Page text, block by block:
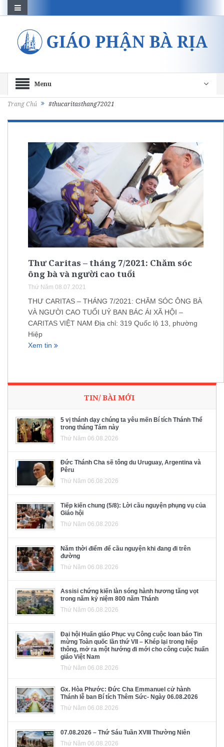
Menu
Trang Chủ #thucaritasthang72021
Thư Caritas – tháng 7/2021: Chăm sóc
ông bà và người cao tuổi
Thứ Năm 08.07.2021
THƯ CARITAS – THÁNG 7/2021: CHĂM SÓC ÔNG BÀ
VÀ NGƯỜI CAO TUỔI UỶ BAN BÁC ÁI XÃ HỘI –
CARITAS VIỆT NAM Địa chỉ: 319 Quốc lộ 13, phường
Hiệp
Xem tin
TIN/ BÀI MỚI
5 vị thánh dạy chúng ta yêu mến Bí tích Thánh Thể
trong tháng Tám này
Thứ Năm 06.08.2026
Đức Thánh Cha sẽ tông du Uruguay, Argentina và
Pêru
Thứ Năm 06.08.2026
Tiếp kiến chung (5/8): Lời cầu nguyện phụng vụ của
Giáo hội
Thứ Năm 06.08.2026
Năm thời điểm để cầu nguyện khi đang đi trên
đường
Thứ Năm 06.08.2026
Assisi chứng kiến làn sóng hành hương tăng vọt
trong năm kỷ niệm 800 năm Thánh
Thứ Năm 06.08.2026
Đại hội Huấn giáo Phục vụ Công cuộc loan báo Tin
mừng Toàn quốc lần thứ VII – Khép lại trong hiệp
thông, mở ra một hướng đi mới cho công cuộc huấn
giáo Việt Nam
Thứ Năm 06.08.2026
Gx. Hòa Phước: Đức Cha Emmanuel cử hành
Thánh lễ ban Bí tích Thêm Sức- Ngày 06.08.2026
Thứ Năm 06.08.2026
07.08.2026 – Thứ Sáu Tuần XVIII Thường Niên
Thứ Năm 06.08.2026